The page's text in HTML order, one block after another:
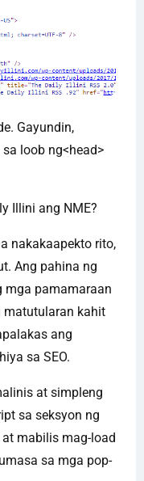
Gayundin,
loob ng<head>
Illini ang NME?
nakakaapekto rito,
Ang pahina ng
mga pamamaraan
matutularan kahit
ang
sa SEO.
at simpleng
sa seksyon ng
mabilis mag-load
sa mga pop-